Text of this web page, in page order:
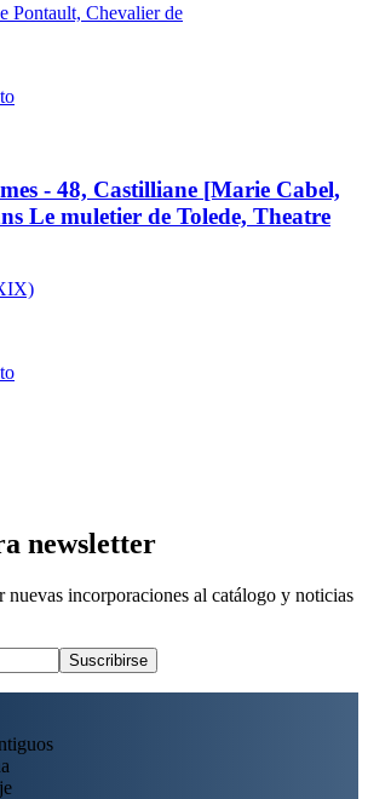
Pontault, Chevalier de
- 48, Castilliane [Marie Cabel,
Le muletier de Tolede, Theatre
newsletter
nuevas incorporaciones al catálogo y noticias
Suscribirse